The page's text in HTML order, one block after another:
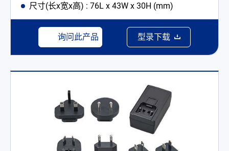
尺寸(长x宽x高) : 76L x 43W x 30H (mm)
询问此产品 型录下载